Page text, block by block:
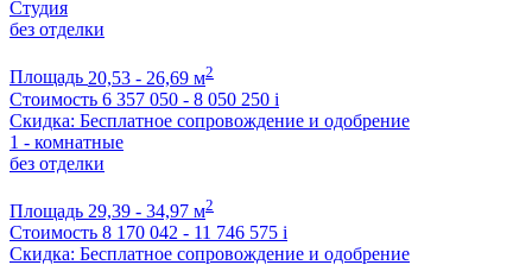
Студия
без отделки
Площадь 20,53 - 26,69 м2
Стоимость 6 357 050 - 8 050 250 i
Скидка: Бесплатное сопровождение и одобрение
1 - комнатные
без отделки
Площадь 29,39 - 34,97 м2
Стоимость 8 170 042 - 11 746 575 i
Скидка: Бесплатное сопровождение и одобрение